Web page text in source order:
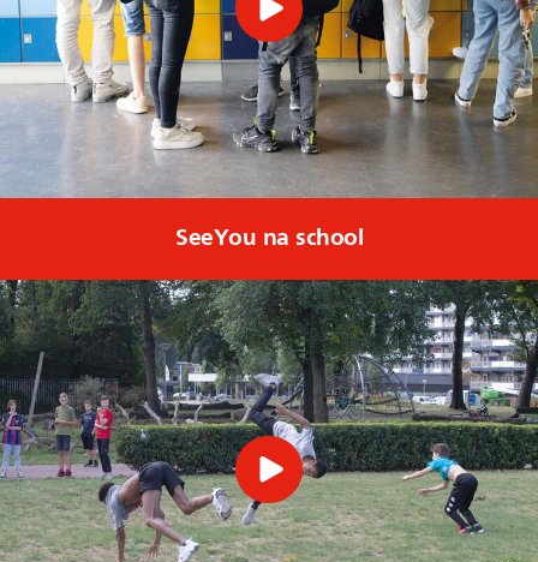
SeeYou na school